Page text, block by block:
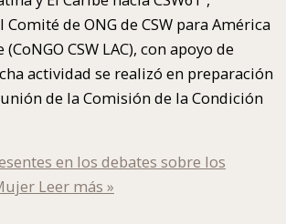
de ONG de CSW para América
CSW LAC), con apoyo de
actividad se realizó en preparación
de la Comisión de la Condición
en los debates sobre los
Leer más »